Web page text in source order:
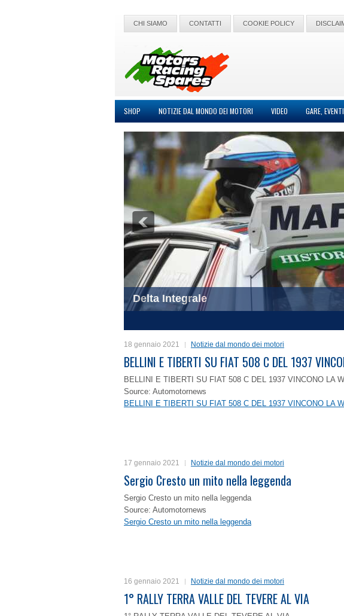
CHI SIAMO CONTATTI COOKIE POLICY
SHOP NOTIZIE DAL MONDO DEI MOTORI VIDEO GARE,
Delta Integrale
18 gennaio 2021 Notizie dal mondo dei motori
BELLINI E TIBERTI SU FIAT 508 C DEL 1937
BELLINI E TIBERTI SU FIAT 508 C DEL 1937 VINCONO LA
Source: Automotornews
BELLINI E TIBERTI SU FIAT 508 C DEL 1937 VINCONO LA
17 gennaio 2021 Notizie dal mondo dei motori
Sergio Cresto un mito nella leggenda
Sergio Cresto un mito nella leggenda
Source: Automotornews
Sergio Cresto un mito nella leggenda
16 gennaio 2021 Notizie dal mondo dei motori
1° RALLY TERRA VALLE DEL TEVERE AL VIA